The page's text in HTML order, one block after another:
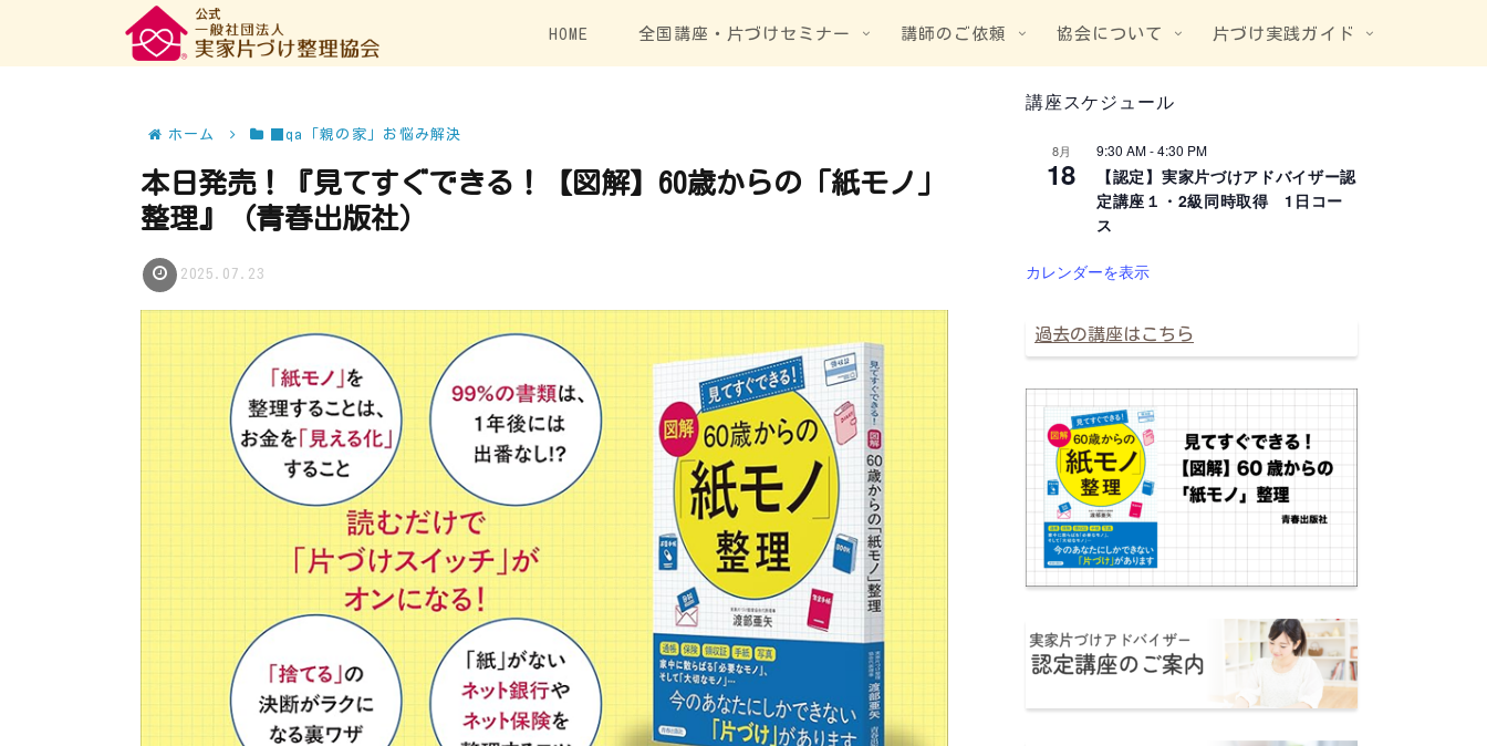
HOME 全国講座・片づけセミナー 講師のご依頼 協会について 片づけ実践ガイド
ホーム ■qa「親の家」お悩み解決
本日発売！『見てすぐできる！【図解】60歳からの「紙モノ」
整理』（青春出版社）
2025.07.23
講座スケジュール
8月
18
9:30 AM-4:30 PM
【認定】実家片づけアドバイザー認
定講座１・2級同時取得 1日コー
ス
カレンダーを表示
過去の講座はこちら